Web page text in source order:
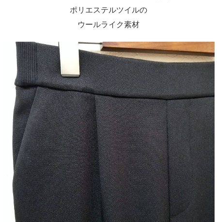
ポリエステルツイルの
ウールライク素材